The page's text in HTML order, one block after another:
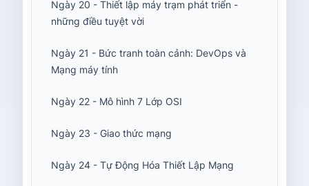
Ngày 20 - Thiết lập máy trạm phát triển -
những điều tuyệt vời
Ngày 21 - Bức tranh toàn cảnh: DevOps và
Mạng máy tính
Ngày 22 - Mô hình 7 Lớp OSI
Ngày 23 - Giao thức mạng
Ngày 24 - Tự Động Hóa Thiết Lập Mạng